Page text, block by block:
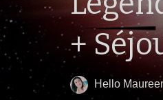
+
Hello